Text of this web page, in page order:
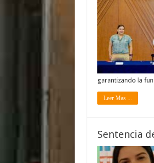
garantizando la
Leer Mas ...
Sentencia